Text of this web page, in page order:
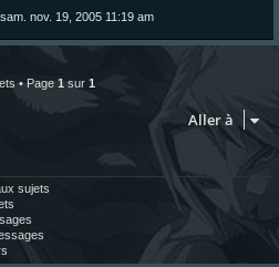
sam. nov. 19, 2005 11:19 am
• Page 1 sur 1
Aller à
sujets